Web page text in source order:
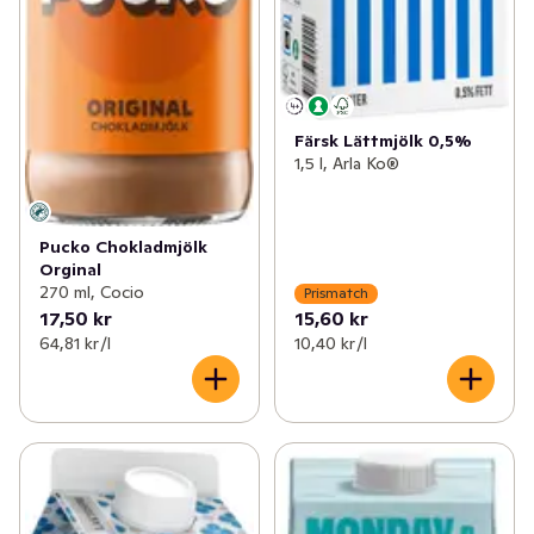
Pucko Chokladmjölk
Orginal
270 ml, Cocio
17,50 kr
64,81 kr /l
Färsk Lättmjölk 0,5%
1,5 l, Arla Ko®
Prismatch
15,60 kr
10,40 kr /l